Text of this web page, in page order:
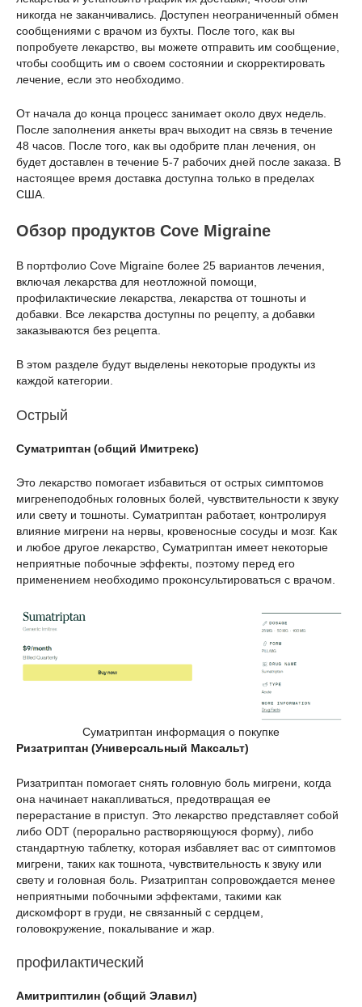
никогда не заканчивались. Доступен неограниченный обмен
сообщениями с врачом из бухты. После того, как вы
попробуете лекарство, вы можете отправить им сообщение,
чтобы сообщить им о своем состоянии и скорректировать
лечение, если это необходимо.
От начала до конца процесс занимает около двух недель.
После заполнения анкеты врач выходит на связь в течение
48 часов. После того, как вы одобрите план лечения, он
будет доставлен в течение 5-7 рабочих дней после заказа. В
настоящее время доставка доступна только в пределах
США.
Обзор продуктов Cove Migraine
В портфолио Cove Migraine более 25 вариантов лечения,
включая лекарства для неотложной помощи,
профилактические лекарства, лекарства от тошноты и
добавки. Все лекарства доступны по рецепту, а добавки
заказываются без рецепта.
В этом разделе будут выделены некоторые продукты из
каждой категории.
Острый
Суматриптан (общий Имитрекс)
Это лекарство помогает избавиться от острых симптомов
мигренеподобных головных болей, чувствительности к звуку
или свету и тошноты. Суматриптан работает, контролируя
влияние мигрени на нервы, кровеносные сосуды и мозг. Как
и любое другое лекарство, Суматриптан имеет некоторые
неприятные побочные эффекты, поэтому перед его
применением необходимо проконсультироваться с врачом.
Суматриптан информация о покупке
Ризатриптан (Универсальный Максальт)
Ризатриптан помогает снять головную боль мигрени, когда
она начинает накапливаться, предотвращая ее
перерастание в приступ. Это лекарство представляет собой
либо ODT (перорально растворяющуюся форму), либо
стандартную таблетку, которая избавляет вас от симптомов
мигрени, таких как тошнота, чувствительность к звуку или
свету и головная боль. Ризатриптан сопровождается менее
неприятными побочными эффектами, такими как
дискомфорт в груди, не связанный с сердцем,
головокружение, покалывание и жар.
профилактический
Амитриптилин (общий Элавил)